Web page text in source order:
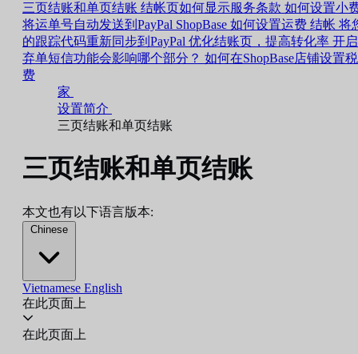
三页结账和单页结账 结帐页如何显示服务条款 如何设置小
将运单号自动发送到PayPal ShopBase 如何设置运费 结帐 将
的跟踪代码重新同步到PayPal 优化结账页，提高转化率 开启
弃单短信功能会影响哪个部分？ 如何在ShopBase店铺设置税
费
家
设置简介
三页结账和单页结账
三页结账和单页结账
本文也有以下语言版本:
Chinese
Vietnamese English
在此页面上
在此页面上